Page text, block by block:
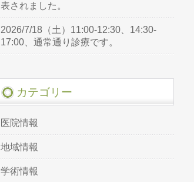
表されました。
2026/7/18（土）11:00-12:30、14:30-
17:00、通常通り診療です。
カテゴリー
医院情報
地域情報
学術情報